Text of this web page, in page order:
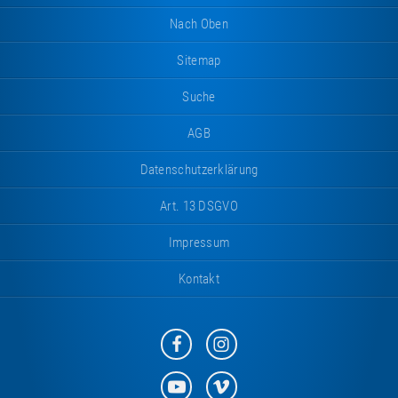
Nach Oben
Sitemap
Suche
AGB
Datenschutzerklärung
Art. 13 DSGVO
Impressum
Kontakt
Eurotramp
auf
Facebook
Eurotramp
auf
Instagram
EurotrampEurotramp